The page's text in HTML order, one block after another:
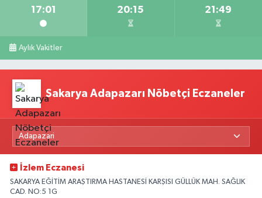
17:01 20:15 21:49
Aylık Vakitler
Sakarya Adapazarı Nöbetçi Eczaneler
İzlem Eczanesi
SAKARYA EĞİTİM ARAŞTIRMA HASTANESİ KARŞISI GÜLLÜK MAH. SAĞLIK
CAD. NO:5 1G